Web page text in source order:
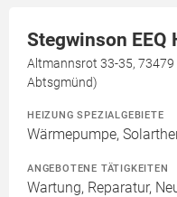
Stegwinson
Altmannsrot 33-35,
Abtsgmünd)
HEIZUNG SPEZIALGEBIETE
Wärmepumpe,
ANGEBOTENE TÄTIGKEITEN
Wartung, Reparatur,